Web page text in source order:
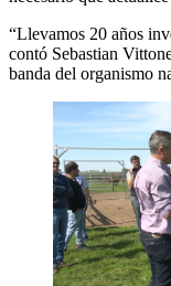
“Llevamos 20 años
contó Sebastian
banda del organismo